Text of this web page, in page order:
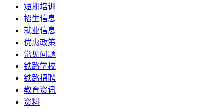
短期培训
招生信息
就业信息
优惠政策
常见问题
铁路学校
铁路招聘
教育资讯
资料